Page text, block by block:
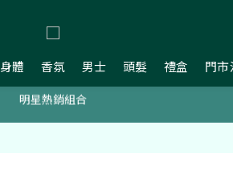
身體 香氛 男士 頭髮 禮盒 門市
新會員贈$200購物金
新會員贈$200購物金
明星熱銷組合